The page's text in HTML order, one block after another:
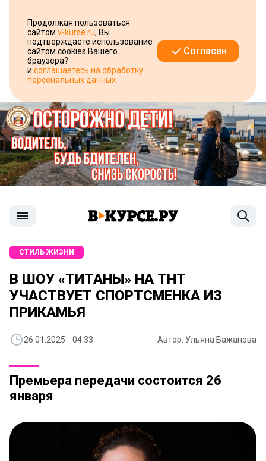
Продолжая пользоваться
сайтом v-kurse.ru, Вы
подтверждаете использование
сайтом cookies Вашего
браузера?
и соглашаетесь на обработку
персональных данных
Согласен
СТИЛЬ ЖИЗНИ
В ШОУ «ТИТАНЫ» НА ТНТ
УЧАСТВУЕТ СПОРТСМЕНКА ИЗ
ПРИКАМЬЯ
26.01.2025 04:33 Автор: Ульяна Бажанова
Премьера передачи состоится 26
января